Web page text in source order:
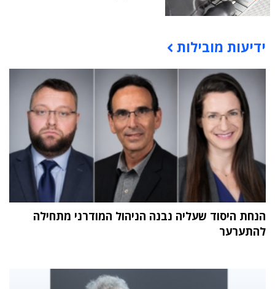
תוכן פרסומי
ידיעות מובילות
הנחת היסוד שעליה נבנה הניהול המודרני מתחילה
להתערער